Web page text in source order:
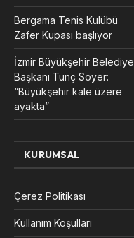
Bergama Tenis Kulübü
Zafer Kupası başlıyor
İzmir Büyükşehir Belediye
Başkanı Tunç Soyer:
“Büyükşehir kale üzere
ayakta”
KURUMSAL
Çerez Politikası
Kullanım Koşulları